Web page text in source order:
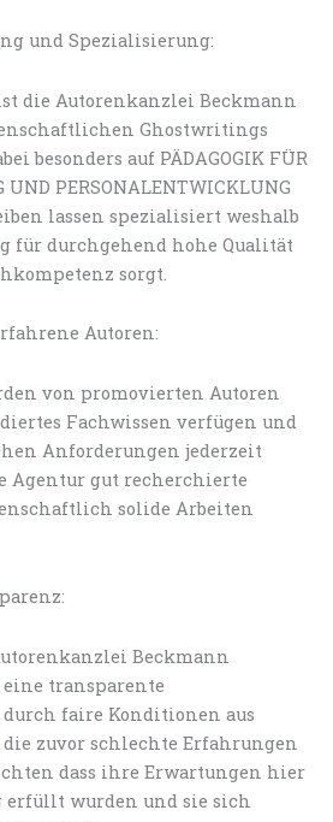
und Spezialisierung:
die Autorenkanzlei Beckmann
Ghostwritings
besonders auf PÄDAGOGIK FÜR
UND PERSONALENTWICKLUNG
lassen spezialisiert weshalb
für durchgehend hohe Qualität
sorgt.
Autoren:
von promovierten Autoren
Fachwissen verfügen und
Anforderungen jederzeit
Agentur gut recherchierte
solide Arbeiten
Beckmann
transparente
faire Konditionen aus
die zuvor schlechte Erfahrungen
dass ihre Erwartungen hier
wurden und sie sich